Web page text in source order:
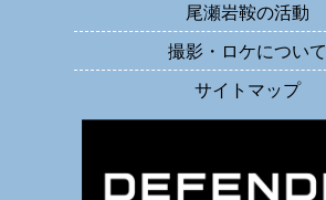
尾瀬岩鞍の活動
撮影・ロケについて
サイトマップ